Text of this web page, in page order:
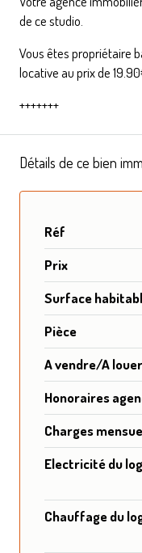
de ce studio.
Vous êtes propriétaire
locativeau prix de
+++++++
Détails de ce bien
Réf
Prix
Surface
Pièce
A vendre/A louer
Honoraires
Charges
Electricité du
Chauffage du